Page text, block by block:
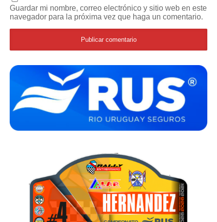
Guardar mi nombre, correo electrónico y sitio web en este
navegador para la próxima vez que haga un comentario.